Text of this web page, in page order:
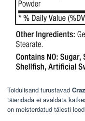
Toidulisand turustavad
täiendada ei avaldata
on meisterdatud täiesti